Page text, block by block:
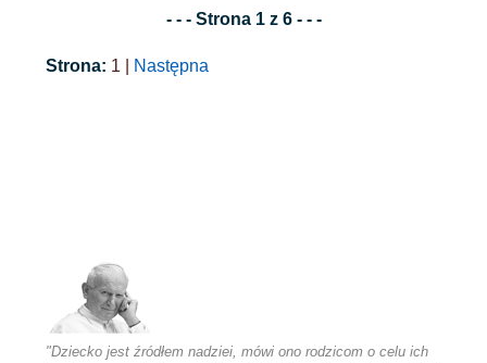
- - - Strona 1 z 6 - - -
Strona: 1 | Następna
"Dziecko jest źródłem nadziei, mówi ono rodzicom o celu ich